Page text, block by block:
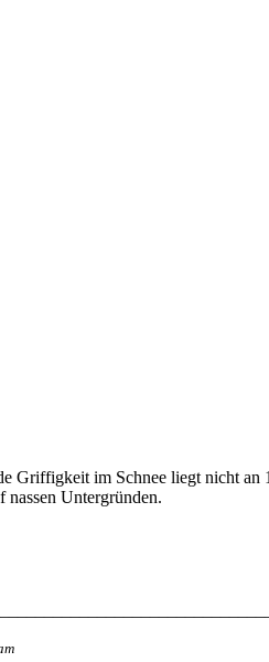
Griffigkeit im Schnee liegt nicht
Untergründen.